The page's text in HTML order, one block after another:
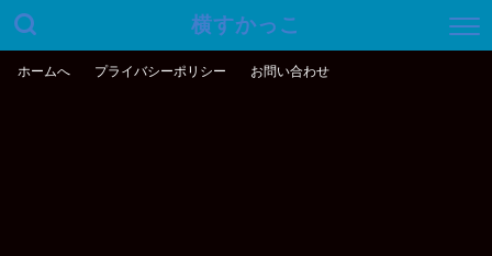
横すかっこ
ホームへ プライバシーポリシー お問い合わせ